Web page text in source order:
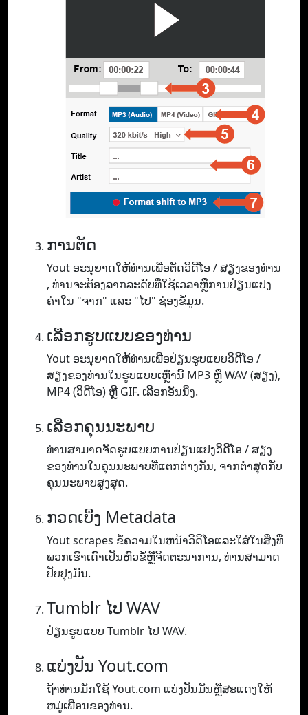
ການຕັດ
Yout ອະ​ນຸ​ຍາດ​ໃຫ້​ທ່ານ​ເພື່ອ​ຕັດ​ວິ​ດີ​ໂອ / ສຽງ​ຂອງ​ທ່ານ​
, ທ່ານ​ຈະ​ຕ້ອງ​ລາກ​ລະ​ດັບ​ທີ່​ໃຊ້​ເວ​ລາ​ຫຼື​ການ​ປ່ຽນ​ແປງ​
ຄ່າ​ໃນ "ຈາກ​" ແລະ "ໄປ​" ຊ່ອງ​ຂໍ້​ມູນ.
ເລືອກຮູບແບບຂອງທ່ານ
Yout ອະ​ນຸ​ຍາດ​ໃຫ້​ທ່ານ​ເພື່ອ​ປ່ຽນ​ຮູບ​ແບບ​ວິ​ດີ​ໂອ /
ສຽງ​ຂອງ​ທ່ານ​ໃນ​ຮູບ​ແບບ​ເຫຼົ່າ​ນີ້ MP3 ຫຼື WAV (ສຽງ​)​,
MP4 (ວິ​ດີ​ໂອ​) ຫຼື GIF​. ເລືອກອັນນຶ່ງ.
ເລືອກຄຸນນະພາບ
ທ່ານ​ສາ​ມາດ​ຈັດ​ຮູບ​ແບບ​ການ​ປ່ຽນ​ແປງ​ວິ​ດີ​ໂອ / ສຽງ​
ຂອງ​ທ່ານ​ໃນ​ຄຸນ​ນະ​ພາບ​ທີ່​ແຕກ​ຕ່າງ​ກັນ​, ຈາກ​ຕ​່​ໍາ​ສຸດ​ກັບ​
ຄຸນ​ນະ​ພາບ​ສູງ​ສຸດ​.
ກວດເບິ່ງ Metadata
Yout scrapes ຂໍ້ຄວາມໃນຫນ້າວິດີໂອແລະໃສ່ໃນສິ່ງທີ່
ພວກເຮົາເດົາເປັນຫົວຂໍ້ຫຼືຈິດຕະນາການ, ທ່ານສາມາດ
ປັບປຸງມັນ.
Tumblr ໄປ WAV
ປ່ຽນຮູບແບບ Tumblr ໄປ WAV.
ແບ່ງປັນ Yout.com
ຖ້າທ່ານມັກໃຊ້ Yout.com ແບ່ງປັນມັນຫຼືສະແດງໃຫ້
ຫມູ່ເພື່ອນຂອງທ່ານ.